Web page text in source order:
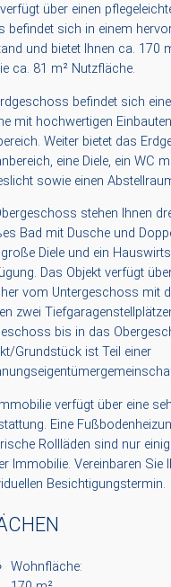
über einen
befindet sich in einem
und bietet Ihnen ca. 170
ca. 81 m² Nutzfläche.
befindet sich
mit hochwertigen
Weiter bietet das
eine Diele, ein WC
sowie einen
stehen Ihnen
Bad mit Dusche und
große Diele und ein
Das Objekt verfügt
vom Untergeschoss mit
zwei
bis in das
Grundstück ist Teil einer
verfügt über eine
Eine
Rollläden sind nur
Immobilie. Vereinbaren Sie
Besichtigungstermin.
Wohnfläche: